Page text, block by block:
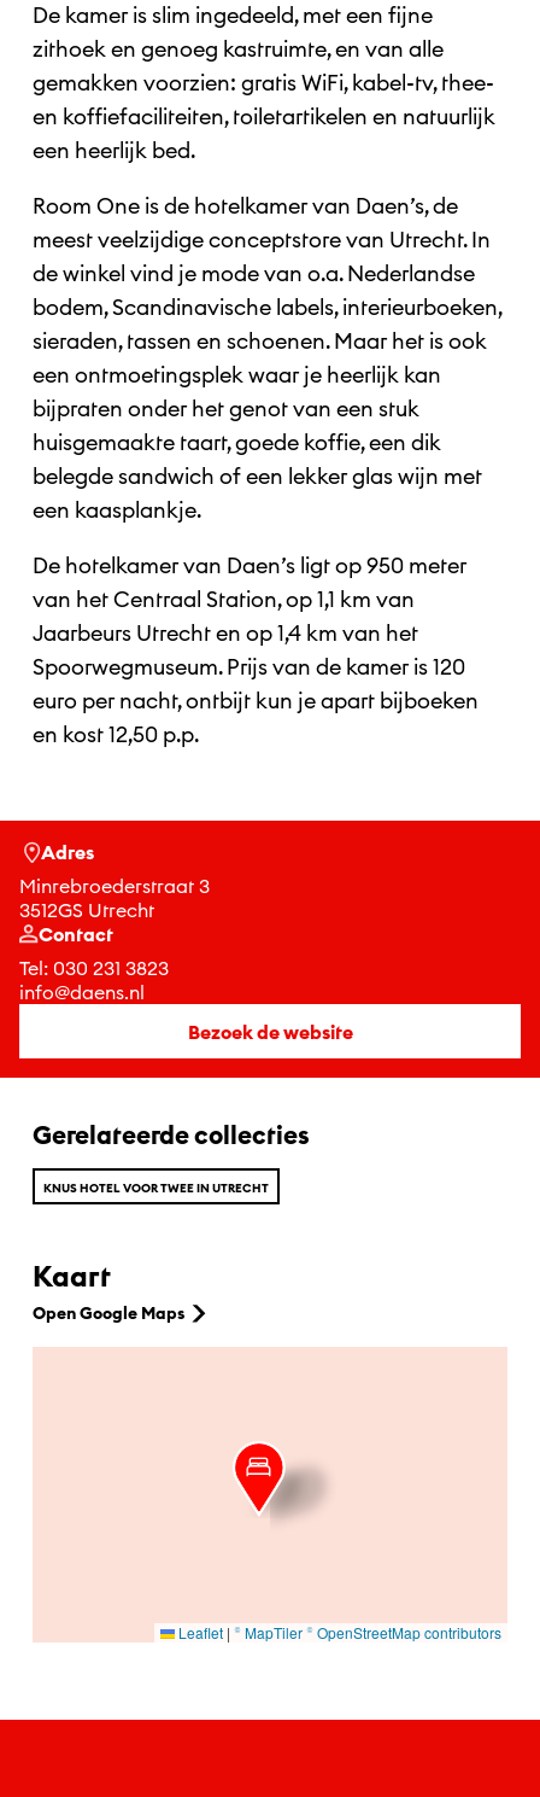
De kamer is slim ingedeeld, met een fijne
zithoek en genoeg kastruimte, en van alle
gemakken voorzien: gratis WiFi, kabel-tv, thee-
en koffiefaciliteiten, toiletartikelen en natuurlijk
een heerlijk bed.
Room One is de hotelkamer van Daen’s, de
meest veelzijdige conceptstore van Utrecht. In
de winkel vind je mode van o.a. Nederlandse
bodem, Scandinavische labels, interieurboeken,
sieraden, tassen en schoenen. Maar het is ook
een ontmoetingsplek waar je heerlijk kan
bijpraten onder het genot van een stuk
huisgemaakte taart, goede koffie, een dik
belegde sandwich of een lekker glas wijn met
een kaasplankje.
De hotelkamer van Daen’s ligt op 950 meter
van het Centraal Station, op 1,1 km van
Jaarbeurs Utrecht en op 1,4 km van het
Spoorwegmuseum. Prijs van de kamer is 120
euro per nacht, ontbijt kun je apart bijboeken
en kost 12,50 p.p.
Adres
Minrebroederstraat 3
3512GS Utrecht
Contact
Tel: 030 231 3823
info@daens.nl
Bezoek de website
Gerelateerde collecties
KNUS HOTEL VOOR TWEE IN UTRECHT
Kaart
Open Google Maps
Leaflet | © MapTiler© OpenStreetMap contributors